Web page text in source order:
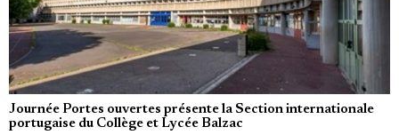
Journée Portes ouvertes présente la Section internationale
portugaise du Collège et Lycée Balzac